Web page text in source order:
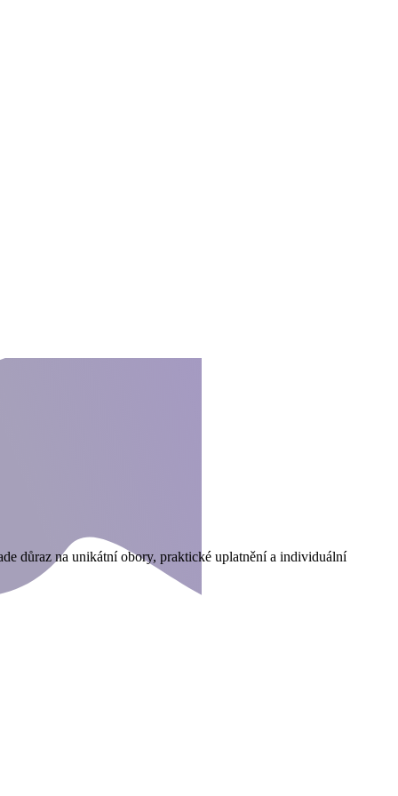
důraz na unikátní obory, praktické uplatnění a individuální